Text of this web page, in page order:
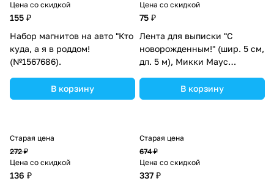
Цена со скидкой
155 ₽
Набор магнитов на авто "Кто
куда, а я в роддом!
(№1567686).
В корзину
Цена со скидкой
75 ₽
Лента для выписки "С
новорожденным!" (шир. 5 см,
дл. 5 м), Микки Маус
В корзину
Старая цена
272 ₽
Цена со скидкой
136 ₽
Старая цена
674 ₽
Цена со скидкой
337 ₽